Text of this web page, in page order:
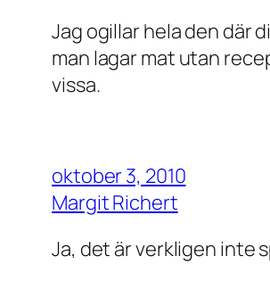
Jag ogillar hela den där
man lagar mat utan
vissa.
oktober 3, 2010
Margit Richert
Ja, det är verkligen inte